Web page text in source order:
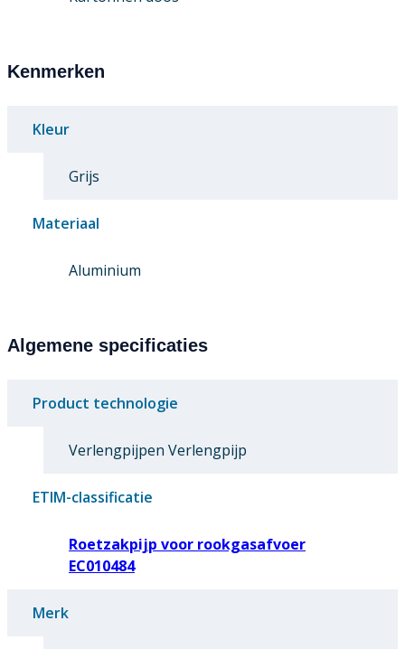
Kenmerken
Kleur
Grijs
Materiaal
Aluminium
Algemene specificaties
Product technologie
Verlengpijpen Verlengpijp
ETIM-classificatie
Roetzakpijp voor rookgasafvoer
EC010484
Merk